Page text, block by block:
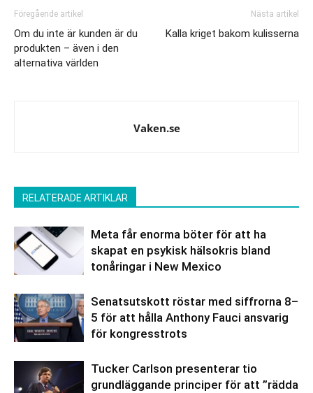
Föregående artikel
Om du inte är kunden är du
produkten – även i den
alternativa världen
Nästa artikel
Kalla kriget bakom kulisserna
Vaken.se
RELATERADE ARTIKLAR
Meta får enorma böter för att ha
skapat en psykisk hälsokris bland
tonåringar i New Mexico
Senatsutskott röstar med siffrorna 8–
5 för att hålla Anthony Fauci ansvarig
för kongresstrots
Tucker Carlson presenterar tio
grundläggande principer för att ”rädda